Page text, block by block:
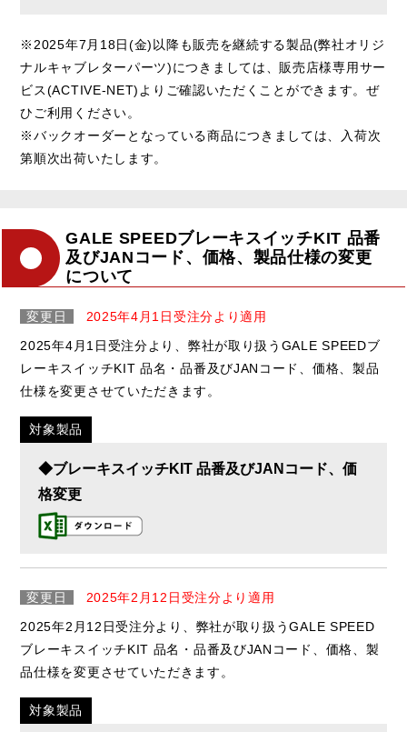
※2025年7月18日(金)以降も販売を継続する製品(弊社オリジ
ナルキャブレターパーツ)につきましては、販売店様専用サー
ビス(ACTIVE-NET)よりご確認いただくことができます。ぜ
ひご利用ください。
※バックオーダーとなっている商品につきましては、入荷次
第順次出荷いたします。
GALE SPEEDブレーキスイッチKIT 品番
及びJANコード、価格、製品仕様の変更
について
変更日
2025年4月1日受注分より適用
2025年4月1日受注分より、弊社が取り扱うGALE SPEEDブ
レーキスイッチKIT 品名・品番及びJANコード、価格、製品
仕様を変更させていただきます。
対象製品
◆ブレーキスイッチKIT 品番及びJANコード、価
格変更
変更日
2025年2月12日受注分より適用
2025年2月12日受注分より、弊社が取り扱うGALE SPEED
ブレーキスイッチKIT 品名・品番及びJANコード、価格、製
品仕様を変更させていただきます。
対象製品